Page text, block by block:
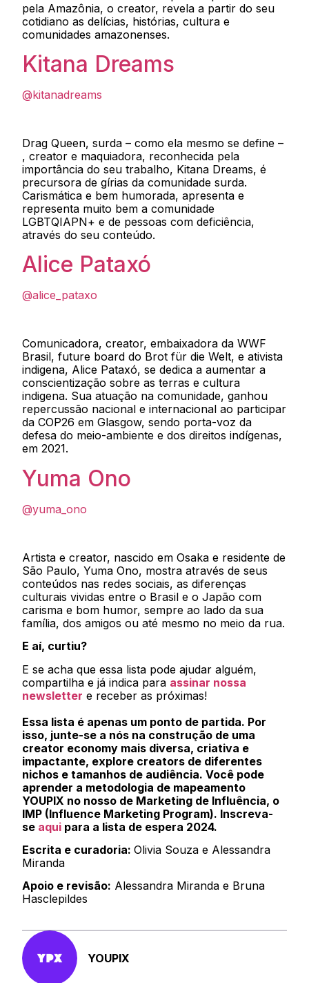
pela Amazônia, o creator, revela a partir do seu
cotidiano as delícias, histórias, cultura e
comunidades amazonenses.
Kitana Dreams
@kitanadreams
Drag Queen, surda – como ela mesmo se define –
, creator e maquiadora, reconhecida pela
importância do seu trabalho, Kitana Dreams, é
precursora de gírias da comunidade surda.
Carismática e bem humorada, apresenta e
representa muito bem a comunidade
LGBTQIAPN+ e de pessoas com deficiência,
através do seu conteúdo.
Alice Pataxó
@alice_pataxo
Comunicadora, creator, embaixadora da WWF
Brasil, future board do Brot für die Welt, e ativista
indigena, Alice Pataxó, se dedica a aumentar a
conscientização sobre as terras e cultura
indigena. Sua atuação na comunidade, ganhou
repercussão nacional e internacional ao participar
da COP26 em Glasgow, sendo porta-voz da
defesa do meio-ambiente e dos direitos indígenas,
em 2021.
Yuma Ono
@yuma_ono
Artista e creator, nascido em Osaka e residente de
São Paulo, Yuma Ono, mostra através de seus
conteúdos nas redes sociais, as diferenças
culturais vividas entre o Brasil e o Japão com
carisma e bom humor, sempre ao lado da sua
família, dos amigos ou até mesmo no meio da rua.
E aí, curtiu?
E se acha que essa lista pode ajudar alguém,
compartilha e já indica para assinar nossa
newsletter e receber as próximas!
Essa lista é apenas um ponto de partida. Por
isso, junte-se a nós na construção de uma
creator economy mais diversa, criativa e
impactante, explore creators de diferentes
nichos e tamanhos de audiência. Você pode
aprender a metodologia de mapeamento
YOUPIX no nosso de Marketing de Influência, o
IMP (Influence Marketing Program). Inscreva-
se aqui para a lista de espera 2024.
Escrita e curadoria:Olivia Souza e Alessandra
Miranda
Apoio e revisão: Alessandra Miranda e Bruna
Hasclepildes
YOUPIX